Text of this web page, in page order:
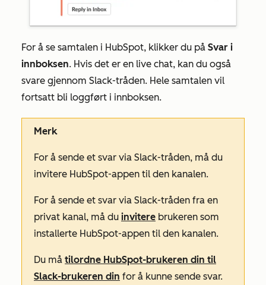
For å se samtalen i HubSpot, klikker du på Svar i
innboksen. Hvis det er en live chat, kan du også
svare gjennom Slack-tråden. Hele samtalen vil
fortsatt bli loggført i innboksen.
Merk
For å sende et svar via Slack-tråden, må du
invitere HubSpot-appen til den kanalen.
For å sende et svar via Slack-tråden fra en
privat kanal, må du invitere brukeren som
installerte HubSpot-appen til den kanalen.
Du må tilordne HubSpot-brukeren din til
Slack-brukeren din for å kunne sende svar.